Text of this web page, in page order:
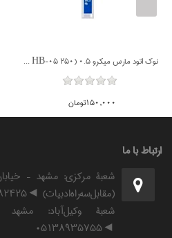
نوك اتود مارس ميكرو 0.5 (staedtler HB-05 250)
150,000تومان
ارتباط با ما
(مقابل‌سه‌راه‌ادبیات) ◄۰۵۱۳۸۴۸۲۴۲۵
◄۰۵۱۳۸۹۳۵۷۵۵